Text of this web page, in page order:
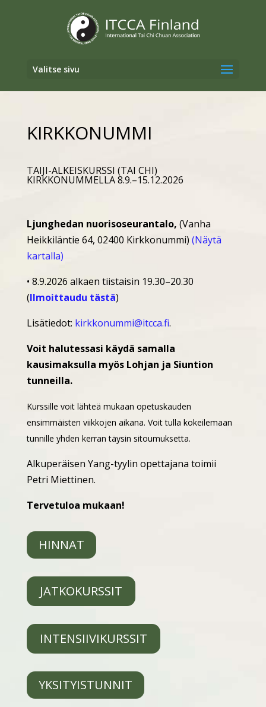
Valitse sivu
KIRKKONUMMI
TAIJI-ALKEISKURSSI (TAI CHI)
KIRKKONUMMELLA 8.9.–15.12.2026
Ljunghedan nuorisoseurantalo, (Vanha
Heikkiläntie 64, 02400 Kirkkonummi) (Näytä
kartalla)
• 8.9.2026 alkaen tiistaisin 19.30–20.30
(Ilmoittaudu tästä)
Lisätiedot: kirkkonummi@itcca.fi.
Voit halutessasi käydä samalla
kausimaksulla myös Lohjan ja Siuntion
tunneilla.
Kurssille voit lähteä mukaan opetuskauden
ensimmäisten viikkojen aikana. Voit tulla kokeilemaan
tunnille yhden kerran täysin sitoumuksetta.
Alkuperäisen Yang-tyylin opettajana toimii
Petri Miettinen.
Tervetuloa mukaan!
HINNAT
JATKOKURSSIT
INTENSIIVIKURSSIT
YKSITYISTUNNIT